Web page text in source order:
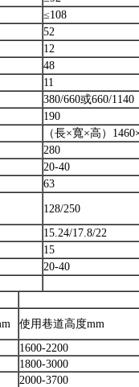
≤108
52
12
48
11
380/660或660/1140
190
（長×寬×高）
280
20-40
63
128/250
15.24/17.8/22
15
20-40
使用巷道高度mm
1600-2200
1800-3000
2000-3700